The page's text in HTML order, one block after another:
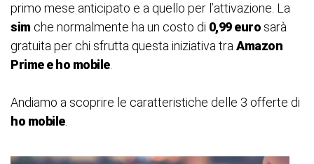
primo mese anticipato e a quello per l’attivazione. La
sim che normalmente ha un costo di 0,99 euro sarà
gratuita per chi sfrutta questa iniziativa traAmazon
Prime e ho mobile.
Andiamo a scoprire le caratteristiche delle 3 offerte di
ho mobile.